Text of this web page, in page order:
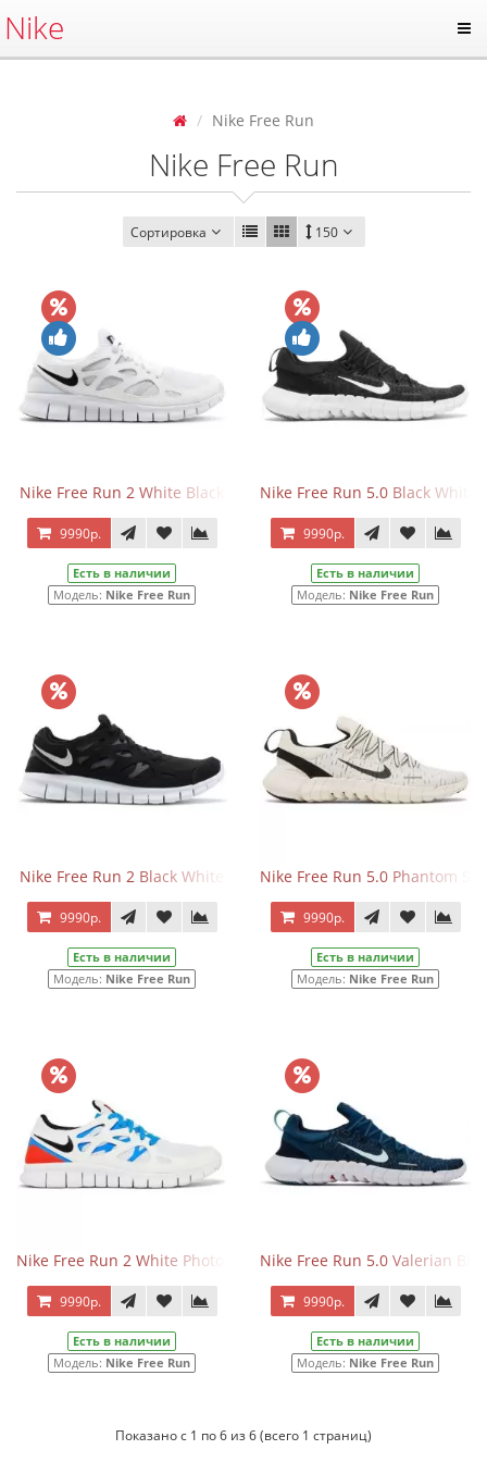
Nike
Nike Free Run
Nike Free Run
Сортировка 150
Nike Free Run 2 White Black
9990р.
Есть в наличии
Модель: Nike Free Run
Nike Free Run 5.0 Black White
9990р.
Есть в наличии
Модель: Nike Free Run
Nike Free Run 2 Black White
9990р.
Есть в наличии
Модель: Nike Free Run
Nike Free Run 5.0 Phantom Sail
9990р.
Есть в наличии
Модель: Nike Free Run
Nike Free Run 2 White Photo Blue
9990р.
Есть в наличии
Модель: Nike Free Run
Nike Free Run 5.0 Valerian
9990р.
Есть в наличии
Модель: Nike Free Run
Показано с 1 по 6 из 6 (всего 1 страниц)